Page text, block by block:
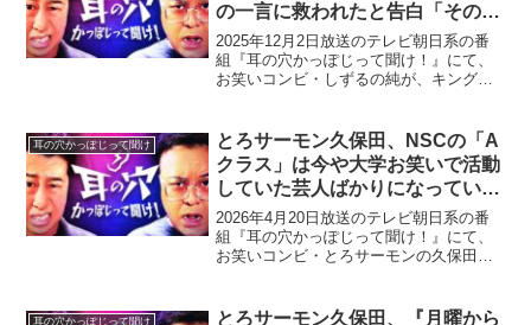
の一言に救われたと告白「その友
達の言葉にハッとして」
2025年12月2日放送のテレビ朝日系の番
組『耳の穴かっぽじって聞け！』にて、
お笑いコンビ・しずるの純が、キングオ
浩之：家族とか、周りの反響とかどうで
した？しずる・...
耳の穴かっぽじって聞け
とろサーモン久保田、NSCの「A
クラス」は今や大学お笑いで活動
していた芸人ばかりになっている
と指摘「でもビクとも来んのです
よ、ハートに」
2026年4月20日放送のテレビ朝日系の番
組『耳の穴かっぽじって聞け！』にて、
お笑いコンビ・とろサーモンの久保田か
っていると指摘していた。井口浩之：そ
耳の穴かっぽじって聞け
とろサーモン久保田、『月曜から